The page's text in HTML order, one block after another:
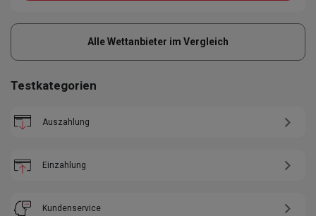
Alle Wettanbieter im Vergleich
Testkategorien
Auszahlung
Einzahlung
Kundenservice